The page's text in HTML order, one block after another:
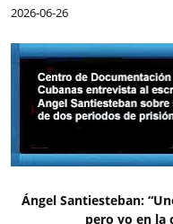
2026-06-26
Ángel Santiesteban:
pero yo en la